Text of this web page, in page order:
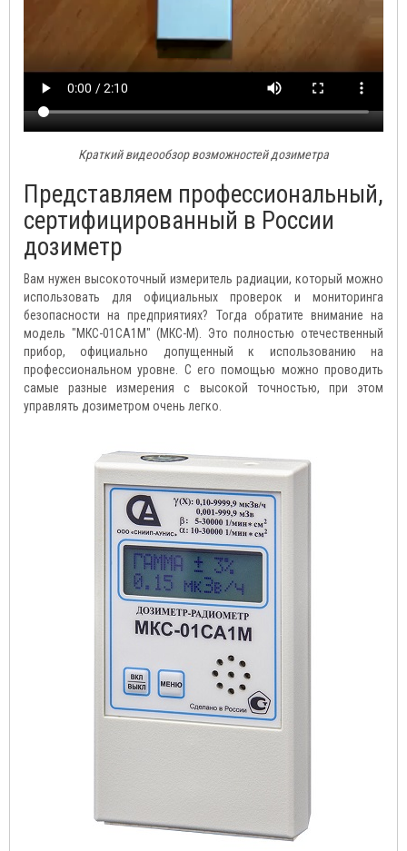
Краткий видеообзор возможностей дозиметра
Представляем профессиональный,
сертифицированный в России
дозиметр
Вам нужен высокоточный измеритель радиации, который можно
использовать для официальных проверок и мониторинга
безопасности на предприятиях? Тогда обратите внимание на
модель "МКС-01СА1М" (МКС-М). Это полностью отечественный
прибор, официально допущенный к использованию на
профессиональном уровне. С его помощью можно проводить
самые разные измерения с высокой точностью, при этом
управлять дозиметром очень легко.